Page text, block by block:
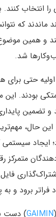
انتخاب
ماندند که
و همین
شد.
حتی برای
بودند.
حال،
ایجاد سیستمی
برود و
GAIMIN) دست